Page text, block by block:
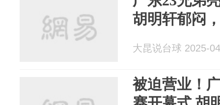
胡明轩郁闷
大昆说台球 2025-
被迫营业！